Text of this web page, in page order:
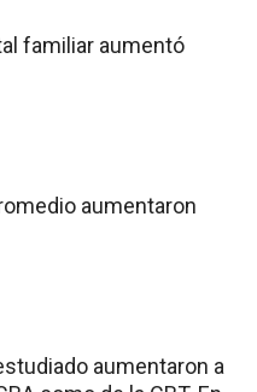
familiar aumentó
aumentaron
aumentaron a